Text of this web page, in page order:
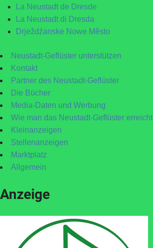
La Neustadt de Dresde
La Neustadt di Dresda
Drježdźanske Nowe Město
Neustadt-Geflüster unterstützen
Kontakt
Partner des Neustadt-Geflüster
Die Bücher
Media-Daten und Werbung
Wie man das Neustadt-Geflüster erreicht
Kleinanzeigen
Stellenanzeigen
Marktplatz
Allgemein
Anzeige